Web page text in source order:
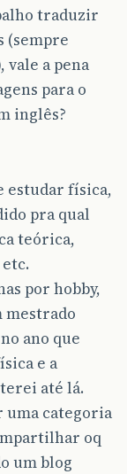
traduzir
(sempre
vale a pena
para o
inglês?
estudar física,
pra qual
teórica,
por hobby,
mestrado
ano que
e a
até lá.
uma categoria
oq
um blog